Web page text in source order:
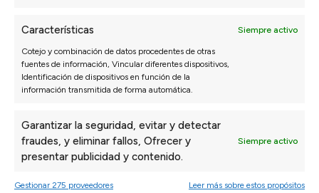
Características Siempre activo
Cotejo y combinación de datos procedentes de otras
fuentes de información, Vincular diferentes dispositivos,
Identificación de dispositivos en función de la
información transmitida de forma automática.
Garantizar la seguridad, evitar y detectar
fraudes, y eliminar fallos, Ofrecer y
presentar publicidad y contenido.
Siempre activo
Gestionar 275 proveedores Leer más sobre estos propósitos